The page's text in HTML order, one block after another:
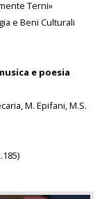
Terni»
e Beni Culturali
e poesia
M. Epifani, M.S.